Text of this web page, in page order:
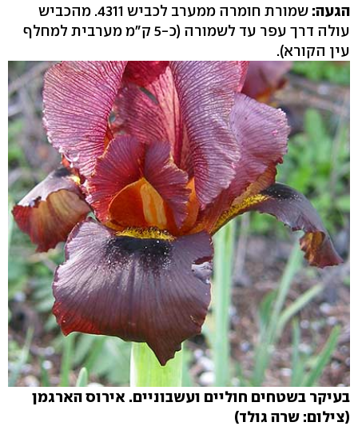
הגעה:
שמורת חומרה ממערב לכביש ‭.4311‬ מהכביש
עולה דרך עפר עד לשמורה (כ‭5-‬ ק"מ מערבית למחלף
עין הקורא‭.(
בעיקר בשטחים חוליים ועשבוניים. אירוס הארגמן
(צילום: שרה גולד)